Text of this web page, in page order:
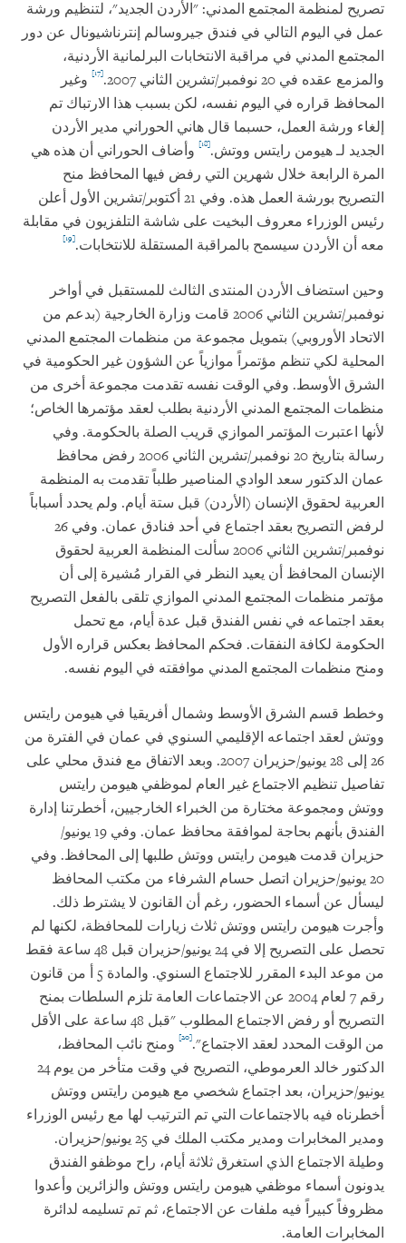
تصريح لمنظمة المجتمع المدني: "الأردن الجديد"، لتنظيم ورشة
عمل في اليوم التالي في فندق جيروسالم إنترناشيونال عن دور
المجتمع المدني في مراقبة الانتخابات البرلمانية الأردنية،
والمزمع عقده في 20 نوفمبر/تشرين الثاني 2007.
[17]
وغير
المحافظ قراره في اليوم نفسه، لكن بسبب هذا الارتباك تم
إلغاء ورشة العمل، حسبما قال هاني الحوراني مدير الأردن
الجديد لـ هيومن رايتس ووتش.[18]
وأضاف الحوراني أن هذه هي
المرة الرابعة خلال شهرين التي رفض فيها المحافظ منح
التصريح بورشة العمل هذه. وفي 21 أكتوبر/تشرين الأول أعلن
رئيس الوزراء معروف البخيت على شاشة التلفزيون في مقابلة
معه أن الأردن سيسمح بالمراقبة المستقلة للانتخابات.[19]
وحين استضاف الأردن المنتدى الثالث للمستقبل في أواخر
نوفمبر/تشرين الثاني 2006 قامت وزارة الخارجية (بدعم من
الاتحاد الأوروبي) بتمويل مجموعة من منظمات المجتمع المدني
المحلية لكي تنظم مؤتمراً موازياً عن الشؤون غير الحكومية في
الشرق الأوسط. وفي الوقت نفسه تقدمت مجموعة أخرى من
منظمات المجتمع المدني الأردنية بطلب لعقد مؤتمرها الخاص؛
لأنها اعتبرت المؤتمر الموازي قريب الصلة بالحكومة. وفي
رسالة بتاريخ 20 نوفمبر/تشرين الثاني 2006 رفض محافظ
عمان الدكتور سعد الوادي المناصير طلباً تقدمت به المنظمة
العربية لحقوق الإنسان (الأردن) قبل ستة أيام. ولم يحدد أسباباً
لرفض التصريح بعقد اجتماع في أحد فنادق عمان. وفي 26
نوفمبر/تشرين الثاني 2006 سألت المنظمة العربية لحقوق
الإنسان المحافظ أن يعيد النظر في القرار مُشيرة إلى أن
مؤتمر منظمات المجتمع المدني الموازي تلقى بالفعل التصريح
بعقد اجتماعه في نفس الفندق قبل عدة أيام، مع تحمل
الحكومة لكافة النفقات. فحكم المحافظ بعكس قراره الأول
ومنح منظمات المجتمع المدني موافقته في اليوم نفسه.
وخطط قسم الشرق الأوسط وشمال أفريقيا في هيومن رايتس
ووتش لعقد اجتماعه الإقليمي السنوي في عمان في الفترة من
26 إلى 28 يونيو/حزيران 2007. وبعد الاتفاق مع فندق محلي على
تفاصيل تنظيم الاجتماع غير العام لموظفي هيومن رايتس
ووتش ومجموعة مختارة من الخبراء الخارجيين، أخطرتنا إدارة
الفندق بأنهم بحاجة لموافقة محافظ عمان. وفي 19 يونيو/
حزيران قدمت هيومن رايتس ووتش طلبها إلى المحافظ. وفي
20 يونيو/حزيران اتصل حسام الشرفاء من مكتب المحافظ
ليسأل عن أسماء الحضور، رغم أن القانون لا يشترط ذلك.
وأجرت هيومن رايتس ووتش ثلاث زيارات للمحافظة، لكنها لم
تحصل على التصريح إلا في 24 يونيو/حزيران قبل 48 ساعة فقط
من موعد البدء المقرر للاجتماع السنوي. والمادة 5 أ من قانون
رقم 7 لعام 2004 عن الاجتماعات العامة تلزم السلطات بمنح
التصريح أو رفض الاجتماع المطلوب "قبل 48 ساعة على الأقل
من الوقت المحدد لعقد الاجتماع".[20]
ومنح نائب المحافظ،
الدكتور خالد العرموطي، التصريح في وقت متأخر من يوم 24
يونيو/حزيران، بعد اجتماع شخصي مع هيومن رايتس ووتش
أخطرناه فيه بالاجتماعات التي تم الترتيب لها مع رئيس الوزراء
ومدير المخابرات ومدير مكتب الملك في 25 يونيو/حزيران.
وطيلة الاجتماع الذي استغرق ثلاثة أيام، راح موظفو الفندق
يدونون أسماء موظفي هيومن رايتس ووتش والزائرين وأعدوا
مظروفاً كبيراً فيه ملفات عن الاجتماع، ثم تم تسليمه لدائرة
المخابرات العامة.